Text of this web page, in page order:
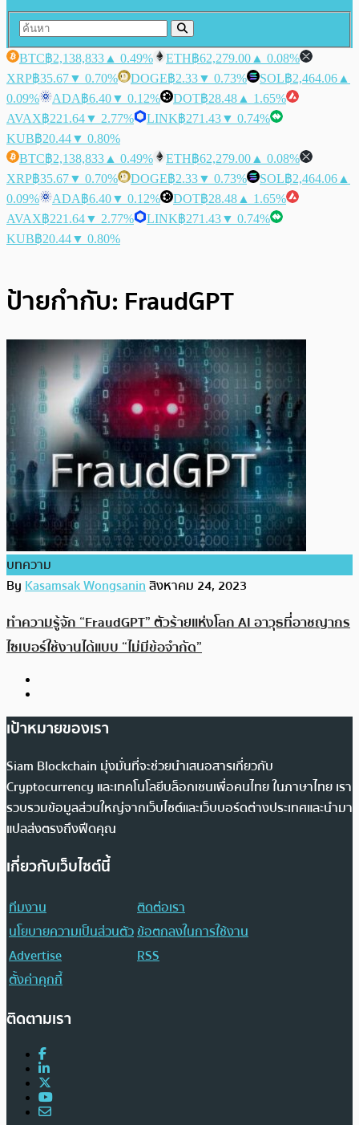
BTC฿2,138,833 ▲ 0.49% ETH฿62,279.00 ▲ 0.08%
XRP฿35.67▼ 0.70% DOGE฿2.33▼ 0.73% SOL฿2,464.06 ▲
0.09%
ADA฿6.40▼ 0.12% DOT฿28.48 ▲ 1.65%
AVAX฿221.64▼ 2.77% LINK฿271.43▼ 0.74%
KUB฿20.44▼ 0.80%
BTC฿2,138,833 ▲ 0.49% ETH฿62,279.00 ▲ 0.08%
XRP฿35.67▼ 0.70% DOGE฿2.33▼ 0.73% SOL฿2,464.06 ▲
0.09%
ADA฿6.40▼ 0.12% DOT฿28.48 ▲ 1.65%
AVAX฿221.64▼ 2.77% LINK฿271.43▼ 0.74%
KUB฿20.44▼ 0.80%
ป้ายกำกับ: FraudGPT
บทความ
ByKasamsak Wongsaninสิงหาคม 24, 2023
ทำความรู้จัก “FraudGPT” ตัวร้ายแห่งโลก AI อาวุธที่อาชญากร
ไซเบอร์ใช้งานได้แบบ “ไม่มีข้อจำกัด”
เป้าหมายของเรา
Siam Blockchain มุ่งมั่นที่จะช่วยนำเสนอสารเกี่ยวกับ
Cryptocurrency และเทคโนโลยีบล็อกเชนเพื่อคนไทย ในภาษาไทย เรา
รวบรวมข้อมูลส่วนใหญ่จากเว็บไซต์และเว็บบอร์ดต่างประเทศและนำมา
แปลส่งตรงถึงฟีดคุณ
เกี่ยวกับเว็บไซต์นี้
ทีมงาน
ติดต่อเรา
นโยบายความเป็นส่วนตัวข้อตกลงในการใช้งาน
Advertise
RSS
ตั้งค่าคุกกี้
ติดตามเรา